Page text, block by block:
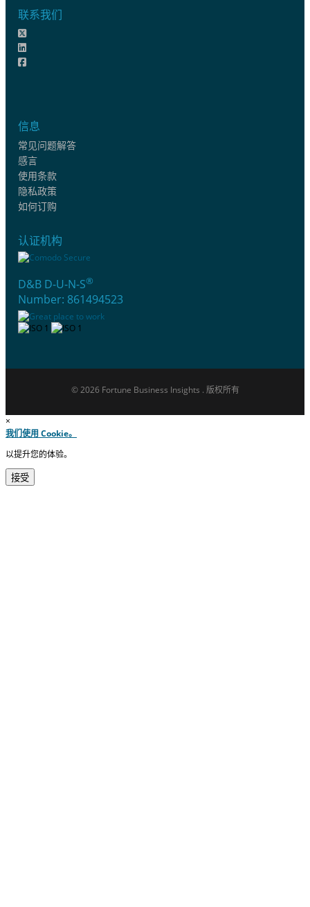
联系我们
信息
常见问题解答
感言
使用条款
隐私政策
如何订购
认证机构
D&B D-U-N-S®
Number: 861494523
© 2026 Fortune Business Insights . 版权所有
×
我们使用 Cookie。
以提升您的体验。
接受